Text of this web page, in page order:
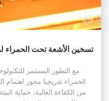
تسخين الأشعة تحت الحمراء
مع التطور المستمر
الحمراء تدريجيا محور
من الكفاءة العالية، حماية